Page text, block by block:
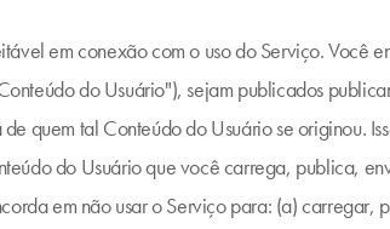
em conexão com o uso do Serviço. Você
do Usuário"), sejam publicados
quem tal Conteúdo do Usuário se originou.
do Usuário que você carrega, publica,
em não usar o Serviço para: (a) carregar,